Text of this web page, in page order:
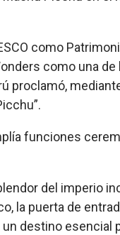
como
como una de
proclamó,
funciones
del imperio
la puerta de
destino esencial